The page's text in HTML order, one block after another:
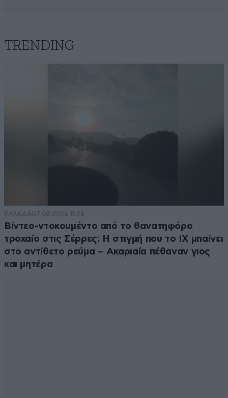
TRENDING
ΕΛΛΑΔΑ07·08·2026 11:26
Βίντεο-ντοκουμέντο από το θανατηφόρο
τροχαίο στις Σέρρες: Η στιγμή που το ΙΧ μπαίνει
στο αντίθετο ρεύμα – Ακαριαία πέθαναν γιος
και μητέρα